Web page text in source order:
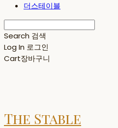
더스테이블
Search 검색
Log In 로그인
Cart장바구니
The Stable